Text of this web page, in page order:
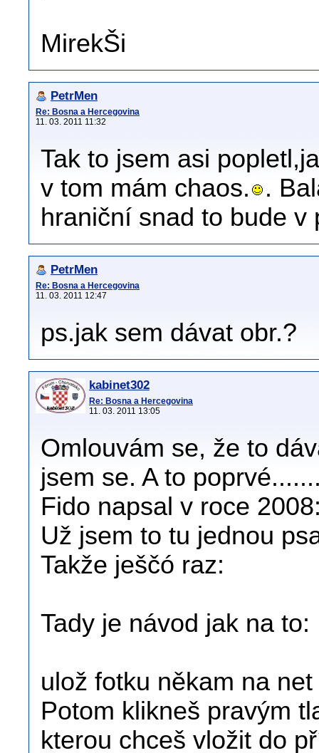
MirekŠi
PetrMen
Re: Bosna a Hercegovina
11. 03. 2011 11:32
Tak to jsem asi
v tom mám chaos.
.
hraniční snad to bude v
PetrMen
Re: Bosna a Hercegovina
11. 03. 2011 12:47
ps.jak sem dávat obr.?
kabinet302
Re: Bosna a Hercegovina
11. 03. 2011 13:05
Omlouvám se, že to
jsem se. A to
Fido napsal v roce
Už jsem to tu jednou
Takže ješčó raz:
Tady je návod jak na to:
ulož fotku někam na
Potom klikneš pravým
kterou chceš vložit do